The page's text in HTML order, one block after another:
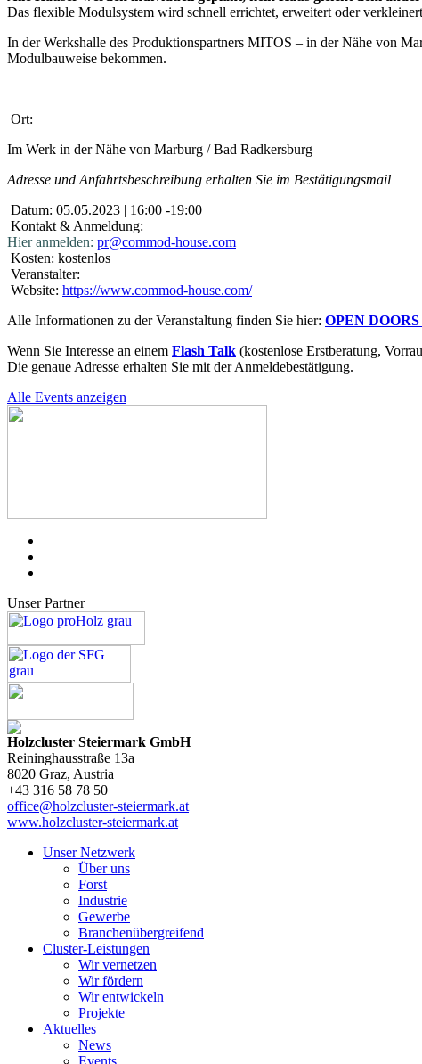
Das flexible Modulsystem wird schnell errichtet, erweitert oder
In der Werkshalle des Produktionspartners MITOS – in der Nähe von
Modulbauweise bekommen.
Ort:
Im Werk in der Nähe von Marburg / Bad Radkersburg
Adresse und Anfahrtsbeschreibung erhalten Sie im Bestätigungsmail
Datum: 05.05.2023 | 16:00 -19:00
Kontakt & Anmeldung:
Hier anmelden: pr@commod-house.com
Kosten: kostenlos
Veranstalter:
Website: https://www.commod-house.com/
Alle Informationen zu der Veranstaltung finden Sie hier: OPEN
Wenn Sie Interesse an einem Flash Talk (kostenlose Erstberatung,
Die genaue Adresse erhalten Sie mit der Anmeldebestätigung.
Alle Events anzeigen
Unser Partner
Holzcluster Steiermark GmbH
Reininghausstraße 13a
8020 Graz, Austria
+43 316 58 78 50
office@holzcluster-steiermark.at
www.holzcluster-steiermark.at
Unser Netzwerk
Über uns
Forst
Industrie
Gewerbe
Branchenübergreifend
Cluster-Leistungen
Wir vernetzen
Wir fördern
Wir entwickeln
Projekte
Aktuelles
News
Events